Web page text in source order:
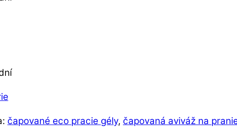
čapované eco pracie gély, čapovaná aviváž na